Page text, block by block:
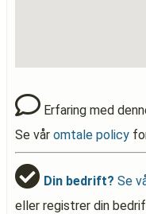
Erfaring med
Se vår omtale policy
Din bedrift? Se
eller registrer din